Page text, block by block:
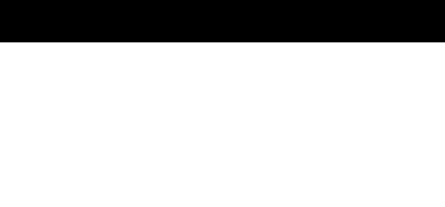
Hauptinhalt